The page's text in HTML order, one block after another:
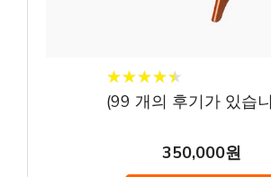
★★★★★
★★★★★
(99 개의 후기가 있습
350,000원